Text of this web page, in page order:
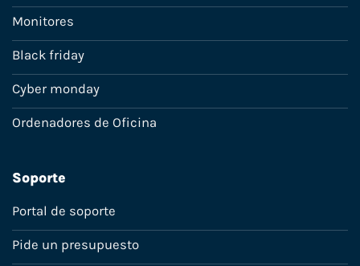
Monitores
Black friday
Cyber monday
Ordenadores de Oficina
Soporte
Portal de soporte
Pide un presupuesto